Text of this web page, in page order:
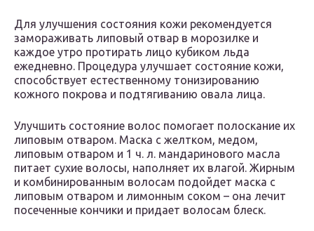
Для улучшения состояния кожи рекомендуется
замораживать липовый отвар в морозилке и
каждое утро протирать лицо кубиком льда
ежедневно. Процедура улучшает состояние кожи,
способствует естественному тонизированию
кожного покрова и подтягиванию овала лица.
Улучшить состояние волос помогает полоскание их
липовым отваром. Маска с желтком, медом,
липовым отваром и 1 ч. л. мандаринового масла
питает сухие волосы, наполняет их влагой. Жирным
и комбинированным волосам подойдет маска с
липовым отваром и лимонным соком – она лечит
посеченные кончики и придает волосам блеск.